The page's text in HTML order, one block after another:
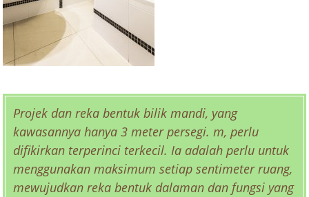
Projek dan reka bentuk bilik mandi, yang
kawasannya hanya 3 meter persegi. m, perlu
difikirkan terperinci terkecil. Ia adalah perlu untuk
menggunakan maksimum setiap sentimeter ruang,
mewujudkan reka bentuk dalaman dan fungsi yang